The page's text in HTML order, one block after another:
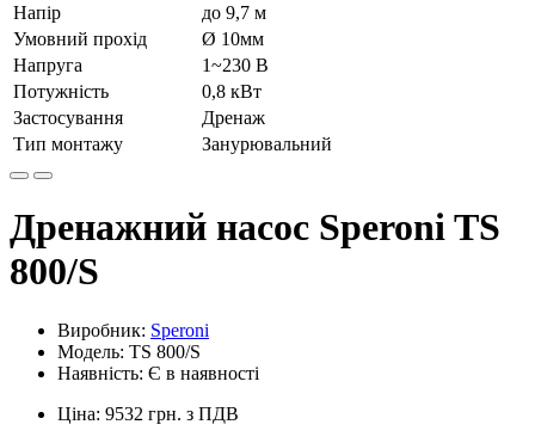
Напір
до 9,7 м
Умовний прохід
Ø 10мм
Напруга
1~230 В
Потужність
0,8 кВт
Застосування
Дренаж
Тип монтажу
Занурювальний
Дренажний насос Speroni TS
800/S
Виробник: Speroni
Модель: TS 800/S
Наявність: Є в наявності
Ціна: 9532 грн. з ПДВ